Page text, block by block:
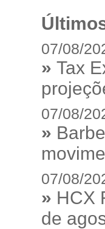
07/08/
» Tax
07/08/
»
07/08/
» HCX
de